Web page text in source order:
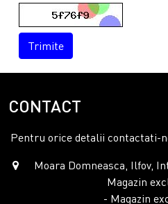
Trimite
CONTACT
Pentru orice detalii contactati-
Moara Domneasca, Ilfov,
Magazin
- Magazin